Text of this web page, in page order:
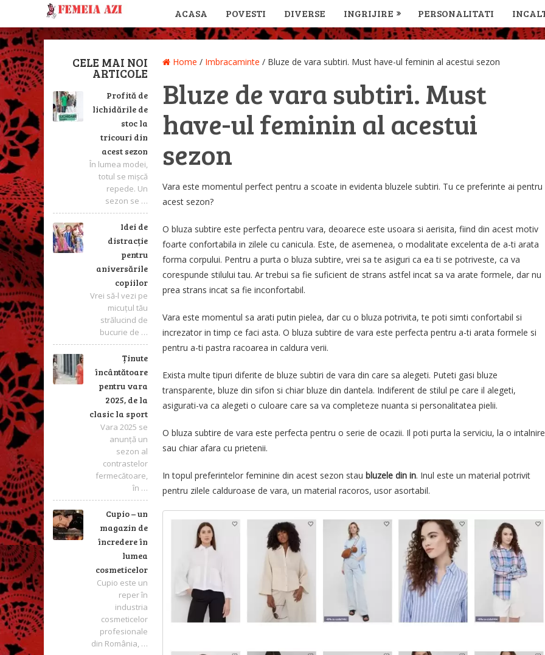
ACASA POVESTI DIVERSE INGRIJIRE PERSONALITATI
CELE MAI NOI
ARTICOLE
Profită de
lichidările de
stoc la
tricouri din
acest sezon
În lumea modei,
totul se mișcă
repede. Un
sezon se …
Idei de
distracție
pentru
aniversările
copiilor
Vrei să-l vezi pe
micuțul tău
strălucind de
bucurie de …
Ținute
încântătoare
pentru vara
2025, de la
clasic la sport
Vara 2025 se
anunță un
sezon al
contrastelor
fermecătoare,
în …
Cupio – un
magazin de
încredere în
lumea
cosmeticelor
Cupio este un
reper în
industria
cosmeticelor
profesionale
din România, …
Home / Imbracaminte / Bluze de vara subtiri. Must have-ul feminin al acestui sezon
Bluze de vara subtiri. Must
have-ul feminin al acestui
sezon
Vara este momentul perfect pentru a scoate in evidenta bluzele subtiri. Tu ce preferinte ai pentru
acest sezon?
O bluza subtire este perfecta pentru vara, deoarece este usoara si aerisita, fiind din acest motiv
foarte confortabila in zilele cu canicula. Este, de asemenea, o modalitate excelenta de a-ti arata
forma corpului. Pentru a purta o bluza subtire, vrei sa te asiguri ca ea ti se potriveste, ca va
corespunde stilului tau. Ar trebui sa fie suficient de strans astfel incat sa va arate formele, dar nu
prea strans incat sa fie inconfortabil.
Vara este momentul sa arati putin pielea, dar cu o bluza potrivita, te poti simti confortabil si
increzator in timp ce faci asta. O bluza subtire de vara este perfecta pentru a-ti arata formele si
pentru a-ti pastra racoarea in caldura verii.
Exista multe tipuri diferite de bluze subtiri de vara din care sa alegeti. Puteti gasi bluze
transparente, bluze din sifon si chiar bluze din dantela. Indiferent de stilul pe care il alegeti,
asigurati-va ca alegeti o culoare care sa va completeze nuanta si personalitatea pielii.
O bluza subtire de vara este perfecta pentru o serie de ocazii. Il poti purta la serviciu, la o intalnire
sau chiar afara cu prietenii.
In topul preferintelor feminine din acest sezon stau bluzele din in. Inul este un material potrivit
pentru zilele calduroase de vara, un material racoros, usor asortabil.